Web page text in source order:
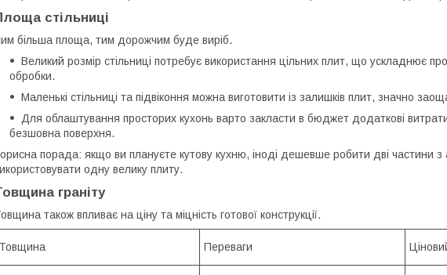
стільниці
більша площа, тим дорожчим буде виріб.
Великий розмір стільниці потребує використання цільних плит, що ускладнює
обробки.
Маленькі стільниці та підвіконня можна виготовити із залишків плит, значно
Для облаштування просторих кухонь варто закласти в бюджет додаткові
безшовна поверхня.
порада: якщо ви плануєте кутову кухню, іноді дешевше робити дві частини з
одну велику плиту.
граніту
також впливає на ціну та міцність готової конструкції.
Товщина Переваги